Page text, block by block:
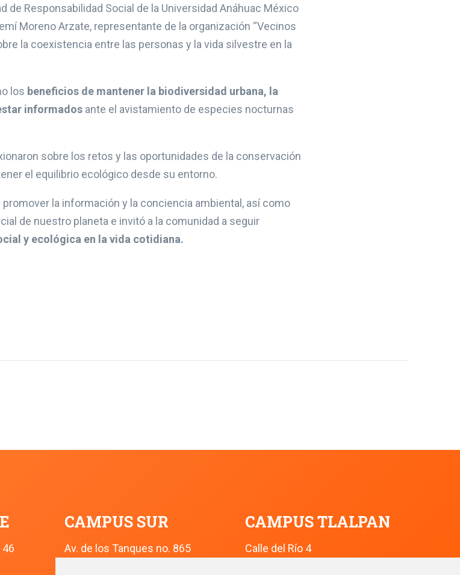
de Responsabilidad Social de la Universidad Anáhuac México
Moreno Arzate, representante de la organización “Vecinos
la coexistencia entre las personas y la vida silvestre en la
los beneficios de mantener la biodiversidad urbana, la
informados ante el avistamiento de especies nocturnas
sobre los retos y las oportunidades de la conservación
el equilibrio ecológico desde su entorno.
la información y la conciencia ambiental, así como
de nuestro planeta e invitó a la comunidad a seguir
y ecológica en la vida cotidiana.
46
CAMPUS SUR
Av. de los Tanques no. 865
CAMPUS TLALPAN
Calle del Río 4